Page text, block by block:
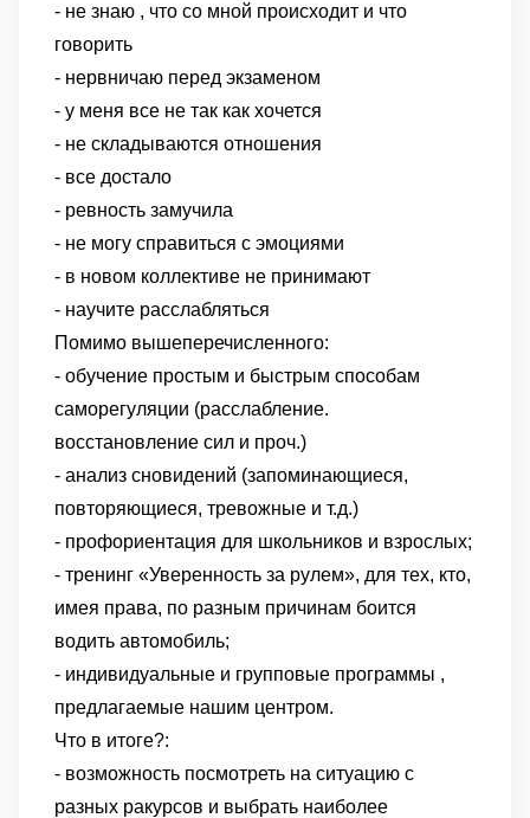
- не знаю , что со мной происходит и что
говорить
- нервничаю перед экзаменом
- у меня все не так как хочется
- не складываются отношения
- все достало
- ревность замучила
- не могу справиться с эмоциями
- в новом коллективе не принимают
- научите расслабляться
Помимо вышеперечисленного:
- обучение простым и быстрым способам
саморегуляции (расслабление.
восстановление сил и проч.)
- анализ сновидений (запоминающиеся,
повторяющиеся, тревожные и т.д.)
- профориентация для школьников и взрослых;
- тренинг «Уверенность за рулем», для тех, кто,
имея права, по разным причинам боится
водить автомобиль;
- индивидуальные и групповые программы ,
предлагаемые нашим центром.
Что в итоге?:
- возможность посмотреть на ситуацию с
разных ракурсов и выбрать наиболее